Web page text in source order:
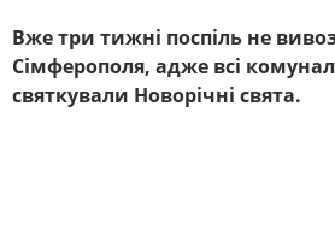
Вже три тижні поспіль не
Сімферополя, адже всі
святкували Новорічні свята.